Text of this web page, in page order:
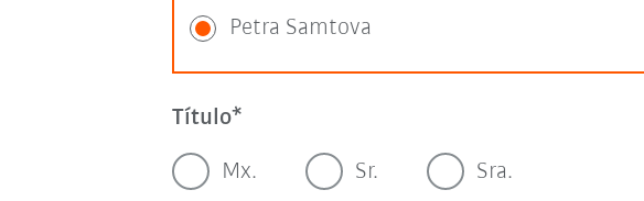
Petra Samtova
Título
Mx. Sr. Sra.